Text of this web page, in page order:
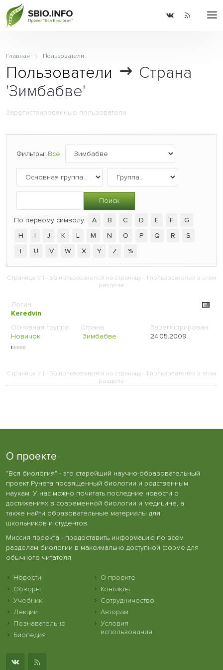
Главная Пользователи
Пользователи
Страна
'Зимбабве'
Зарегистрированные пользователи
Фильтры: Все
Поиск
По первому символу: A B C D E F
G
H
I J K L M N O P Q R
S
T
U V W X Y Z %
Страница 1/ 1 - 50 пользователей на страницу - 1 пользователей в этом
разделе
Keredvin
Новичок Зимбабве 24.05.2009
Страница 1/ 1 - 50 пользователей на страницу - 1 пользователей в этом
разделе
О проекте
"Вся биология" - это старейший научно-образовательный
проект Рунета посвященный биологии и родственным
наукам. У нас можно почитать последние новости о
достижениях в современной биологии и медицине, а
также найти образовательные материалы для
школьников и студентов.
Миссия проекта - предоставить информацию по всем
разделам биологии в максимально доступной форме для
обычного читателя.
Новости
Обзоры
Учебник
Лекции
Познавательно
Биопедия
О проекте
Контакты
Сотрудничество
Авторам
Условия
использования